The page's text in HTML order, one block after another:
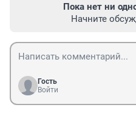
Пока нет ни
Начните
Гость
Войти